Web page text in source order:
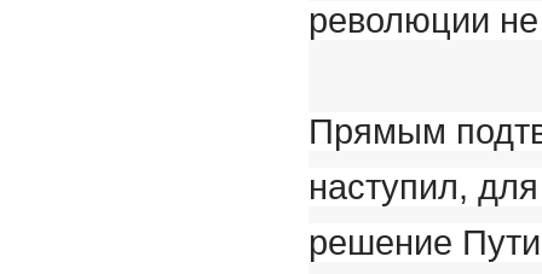
революции
Прямым
наступил,
решение